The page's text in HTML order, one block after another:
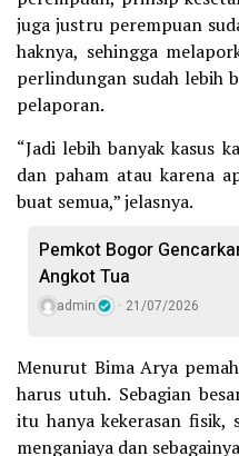
juga justru perempuan
haknya, sehingga
perlindungan sudah lebih
pelaporan.
“Jadi lebih banyak kasus
dan paham atau karena
buat semua,” jelasnya.
Pemkot Bogor
Angkot Tua
admin 21/07/2026
Menurut Bima Arya
harus utuh. Sebagian
itu hanya kekerasan fisik,
menganiaya dan